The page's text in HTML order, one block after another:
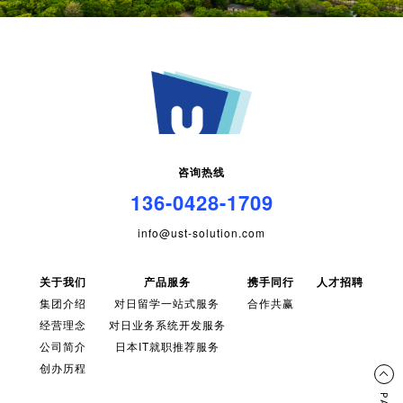
咨询热线
136-0428-1709
info@ust-solution.com
关于我们
集团介绍
经营理念
公司简介
创办历程
产品服务
对日留学一站式服务
对日业务系统开发服务
日本IT就职推荐服务
携手同行
合作共赢
人才招聘